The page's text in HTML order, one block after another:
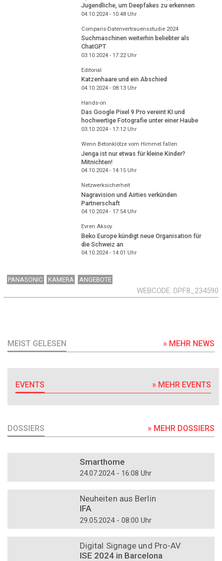
Jugendliche, um Deepfakes zu erkennen
04.10.2024 - 10:48Uhr
Comparis-Datenvertrauensstudie 2024
Suchmaschinen weiterhin beliebter als
ChatGPT
03.10.2024 - 17:22Uhr
Editorial
Katzenhaare und ein Abschied
04.10.2024 - 08:13Uhr
Hands-on
Das Google Pixel 9 Pro vereint KI und
hochwertige Fotografie unter einer Haube
03.10.2024 - 17:12Uhr
Wenn Betonklötze vom Himmel fallen
Jenga ist nur etwas für kleine Kinder?
Mitnichten!
04.10.2024 - 14:15Uhr
Netzwerksicherheit
Nagravision und Airties verkünden
Partnerschaft
04.10.2024 - 17:54Uhr
Evren Aksoy
Beko Europe kündigt neue Organisation für
die Schweiz an
04.10.2024 - 14:01 Uhr
PANASONIC KAMERA ANGEBOTE
WEBCODE DPF8_234590
MEIST GELESEN » MEHR NEWS
EVENTS » MEHR EVENTS
DOSSIERS » MEHR DOSSIERS
Smarthome
24.07.2024 - 16:08 Uhr
Neuheiten aus Berlin
IFA
29.05.2024 - 08:00 Uhr
Digital Signage und Pro-AV
ISE 2024 in Barcelona